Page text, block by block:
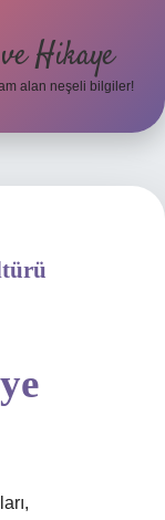
Hikaye
alan neşeli bilgiler!